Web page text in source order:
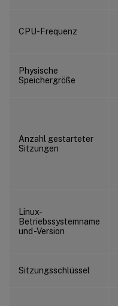
CPU-Frequenz
Physische
Speichergröße
Anzahl gestarteter
Sitzungen
Linux-
Betriebssystemname
und -Version
Sitzungsschlüssel